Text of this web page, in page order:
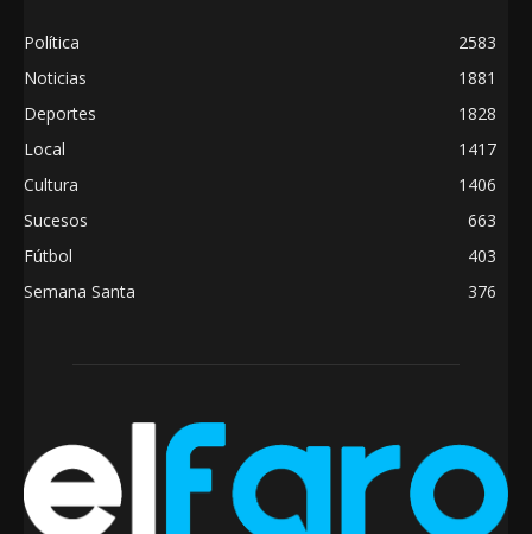
Política
2583
Noticias
1881
Deportes
1828
Local
1417
Cultura
1406
Sucesos
663
Fútbol
403
Semana Santa
376